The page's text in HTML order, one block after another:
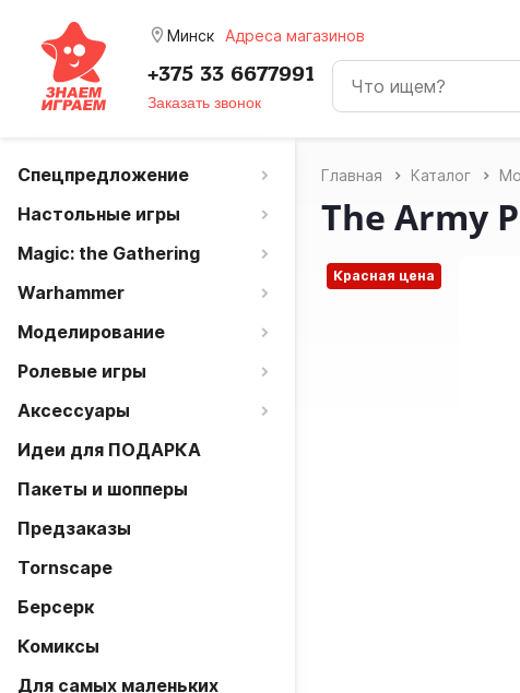
room Минск Адреса магазинов
+375 33 6677991
Заказать звонок
Спецпредложение
Настольные игры
Magic: the Gathering
Warhammer
Моделирование
Ролевые игры
Аксессуары
Идеи для ПОДАРКА
Пакеты и шопперы
Предзаказы
Tornscape
Берсерк
Комиксы
Для самых маленьких
Главная Каталог
The Army
Красная цена